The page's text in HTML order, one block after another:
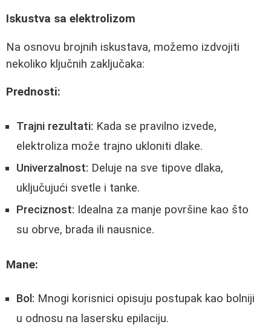
Iskustva sa elektrolizom
Na osnovu brojnih iskustava, možemo izdvojiti
nekoliko ključnih zaključaka:
Prednosti:
Trajni rezultati: Kada se pravilno izvede,
elektroliza može trajno ukloniti dlake.
Univerzalnost: Deluje na sve tipove dlaka,
uključujući svetle i tanke.
Preciznost: Idealna za manje površine kao što
su obrve, brada ili nausnice.
Mane:
Bol: Mnogi korisnici opisuju postupak kao bolniji
u odnosu na lasersku epilaciju.